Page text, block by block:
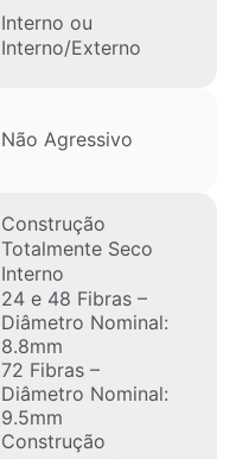
Interno ou
Interno/Externo
Não Agressivo
Construção
Totalmente Seco
Interno
24 e 48 Fibras –
Diâmetro Nominal:
8.8mm
72 Fibras –
Diâmetro Nominal:
9.5mm
Construção